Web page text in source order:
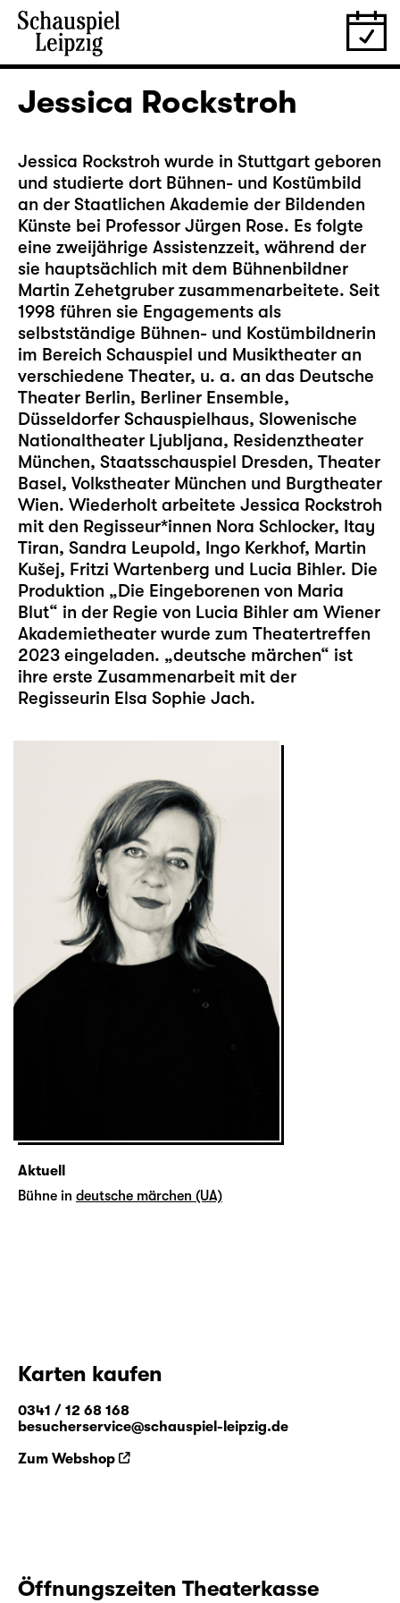
Jessica Rockstroh
Jessica Rockstroh wurde in Stuttgart geboren
und studierte dort Bühnen- und Kostümbild
an der Staatlichen Akademie der Bildenden
Künste bei Professor Jürgen Rose. Es folgte
eine zweijährige Assistenzzeit, während der
sie hauptsächlich mit dem Bühnenbildner
Martin Zehetgruber zusammenarbeitete. Seit
1998 führen sie Engagements als
selbstständige Bühnen- und Kostümbildnerin
im Bereich Schauspiel und Musiktheater an
verschiedene Theater, u. a. an das Deutsche
Theater Berlin, Berliner Ensemble,
Düsseldorfer Schauspielhaus, Slowenische
Nationaltheater Ljubljana, Residenztheater
München, Staatsschauspiel Dresden, Theater
Basel, Volkstheater München und Burgtheater
Wien. Wiederholt arbeitete Jessica Rockstroh
mit den Regisseur*innen Nora Schlocker, Itay
Tiran, Sandra Leupold, Ingo Kerkhof, Martin
Kušej, Fritzi Wartenberg und Lucia Bihler. Die
Produktion „Die Eingeborenen von Maria
Blut“ in der Regie von Lucia Bihler am Wiener
Akademietheater wurde zum Theatertreffen
2023 eingeladen. „deutsche märchen“ ist
ihre erste Zusammenarbeit mit der
Regisseurin Elsa Sophie Jach.
Aktuell
Bühne in deutsche märchen (UA)
Karten kaufen
0341 / 12 68 168
besucherservice@schauspiel-leipzig.de
Zum Webshop
Öffnungszeiten Theaterkasse